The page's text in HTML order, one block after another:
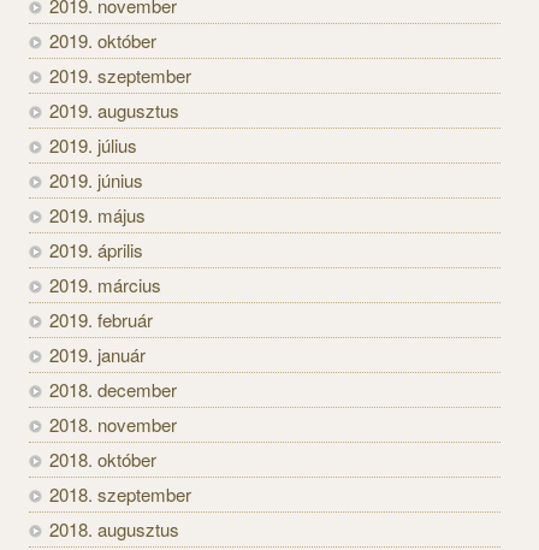
2019. november
2019. október
2019. szeptember
2019. augusztus
2019. július
2019. június
2019. május
2019. április
2019. március
2019. február
2019. január
2018. december
2018. november
2018. október
2018. szeptember
2018. augusztus